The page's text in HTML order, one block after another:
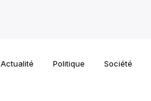
Actualité Politique Société